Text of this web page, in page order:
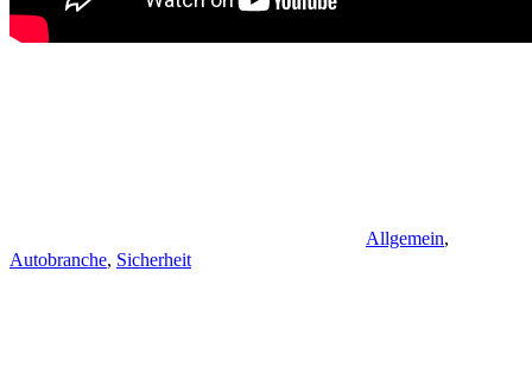
Allgemein,
Autobranche, Sicherheit